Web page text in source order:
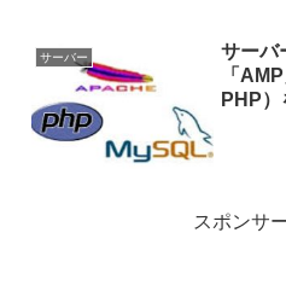
サーバー
サーバ
「
PHP
スポンサ